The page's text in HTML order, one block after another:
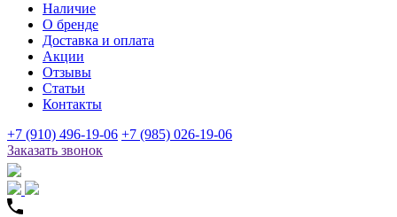
Наличие
О бренде
Доставка и оплата
Акции
Отзывы
Статьи
Контакты
+7 (910) 496-19-06 +7 (985) 026-19-06
Заказать звонок